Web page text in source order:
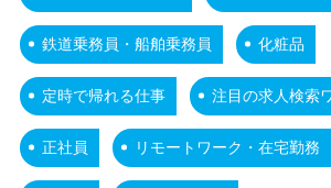
鉄道乗務員・船舶乗務員 化粧品
定時で帰れる仕事 注目の求人検索
正社員 リモートワーク・在宅勤務